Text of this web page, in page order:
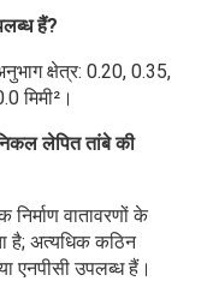
हैं?
क्षेत्र: 0.20, 0.35,
मिमी²।
लेपित तांबे की
वातावरणों के
है; अत्यधिक कठिन
एनपीसी उपलब्ध हैं।